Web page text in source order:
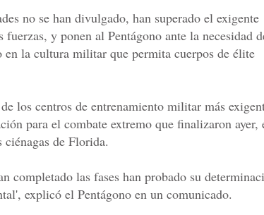
no se han divulgado, han superado el exigente
fuerzas, y ponen al Pentágono ante la necesidad
la cultura militar que permita cuerpos de élite
los centros de entrenamiento militar más
para el combate extremo que finalizaron ayer,
de Florida.
completado las fases han probado su
explicó el Pentágono en un comunicado.